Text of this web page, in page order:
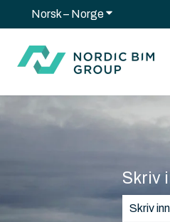
Norsk – NorgeVis
Skriv